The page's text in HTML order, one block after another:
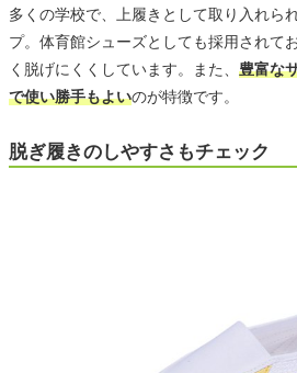
多くの学校で、上履きとして取り入れら
プ。体育館シューズとしても採用されて
く脱げにくくしています。また、 豊富な
で使い勝手もよいのが特徴です。
脱ぎ履きのしやすさもチェック